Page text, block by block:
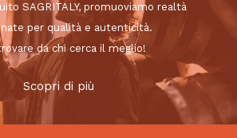
SAGRITALY, promuoviamo realtà
per qualità e autenticità.
da chi cerca il meglio!
Scopri di più